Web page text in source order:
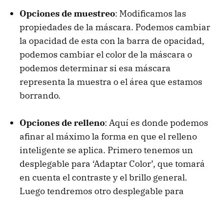
Opciones de muestreo: Modificamos las
propiedades de la máscara. Podemos cambiar
la opacidad de esta con la barra de opacidad,
podemos cambiar el color de la máscara o
podemos determinar si esa máscara
representa la muestra o el área que estamos
borrando.
Opciones de relleno: Aquí es donde podemos
afinar al máximo la forma en que el relleno
inteligente se aplica. Primero tenemos un
desplegable para ‘Adaptar Color’, que tomará
en cuenta el contraste y el brillo general.
Luego tendremos otro desplegable para